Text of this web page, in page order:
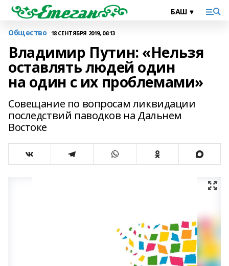
Общество 18 СЕНТЯБРЯ 2019, 06:13
Владимир Путин: «Нельзя
оставлять людей один
на один с их проблемами»
Совещание по вопросам ликвидации
последствий паводков на Дальнем
Востоке